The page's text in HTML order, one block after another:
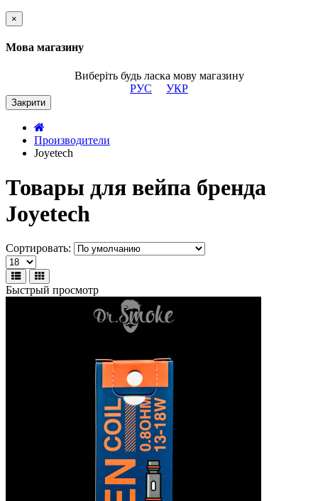
×
Мова магазину
Виберіть будь ласка мову магазину
РУС
УКР
Закрити
Производители
Joyetech
Товары для вейпа бренда
Joyetech
Сортировать:
Быстрый просмотр